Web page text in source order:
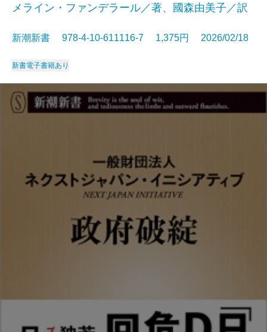
メライン・ファンデラール／著、國森由美子／訳
新潮新書 978-4-10-611116-7 1,375円 2026/02/18
新書電子書籍あり